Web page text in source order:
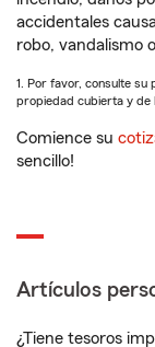
accidentales
robo, vandalismo
1. Por favor, consulte su
propiedad cubierta y de
Comience su
sencillo!
Artículos
¿Tiene tesoros